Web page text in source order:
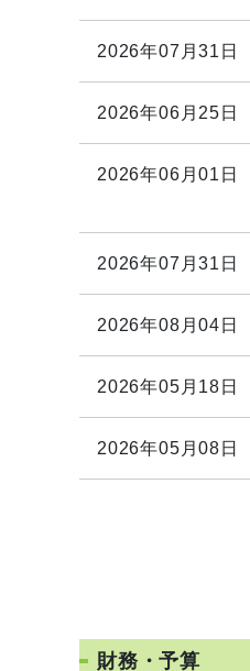
2026年07月31日
2026年06月25日
2026年06月01日
2026年07月31日
2026年08月04日
2026年05月18日
2026年05月08日
財務・予算